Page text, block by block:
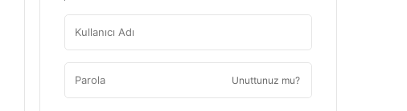
Unuttunuz mu?